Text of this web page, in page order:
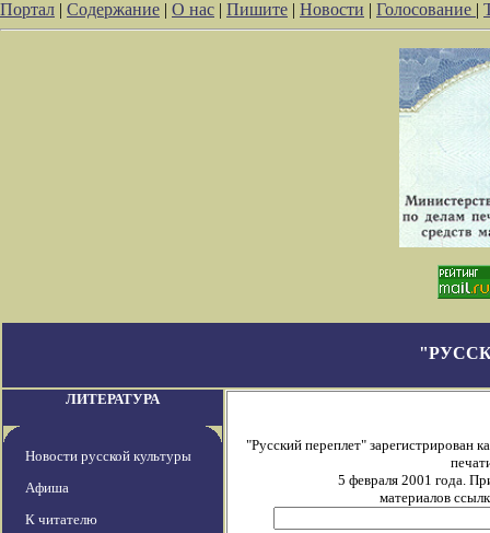
Портал | Содержание | О нас | Пишите | Новости | Голосование |
ЛИТЕРАТУРА
Новости русской культуры
Афиша
К читателю
"Русский переплет" зарегистрирован
5 февраля 2001 года.
материалов